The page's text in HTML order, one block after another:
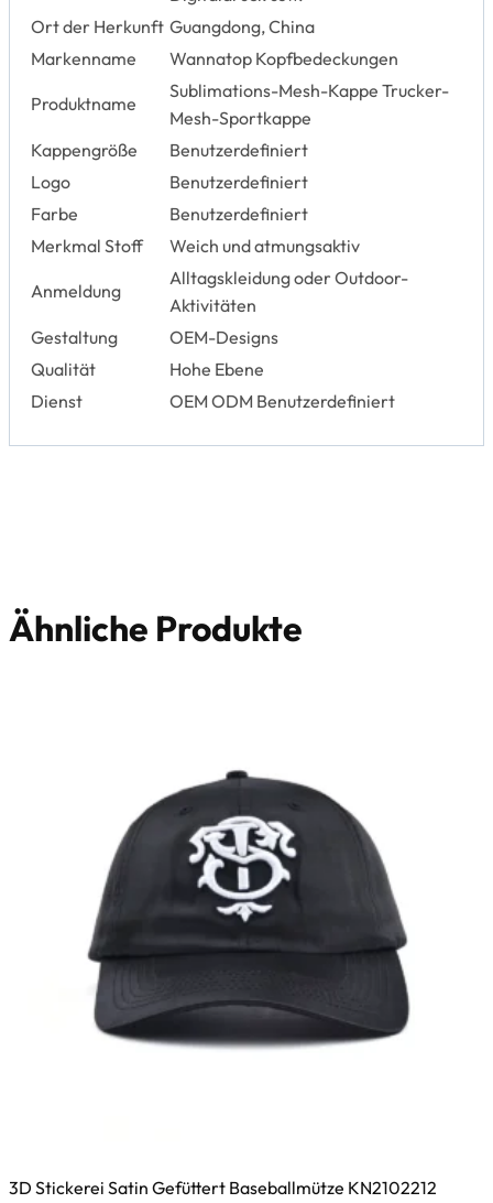
Ort der Herkunft Guangdong, China
Markenname
Wannatop Kopfbedeckungen
Produktname
Sublimations-Mesh-Kappe Trucker-
Mesh-Sportkappe
Kappengröße
Benutzerdefiniert
Logo
Benutzerdefiniert
Farbe
Benutzerdefiniert
Merkmal Stoff
Weich und atmungsaktiv
Anmeldung
Alltagskleidung oder Outdoor-
Aktivitäten
Gestaltung
OEM-Designs
Qualität
Hohe Ebene
Dienst
OEM ODM Benutzerdefiniert
Ähnliche Produkte
3D Stickerei Satin Gefüttert Baseballmütze KN2102212